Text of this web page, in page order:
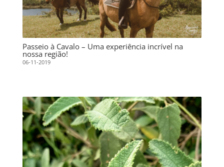
Passeio à Cavalo – Uma experiência incrível na
nossa região!
06-11-2019